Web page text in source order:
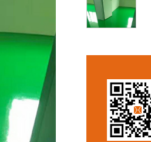
装修
医疗无尘车间实